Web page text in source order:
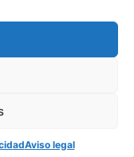
Aviso legal